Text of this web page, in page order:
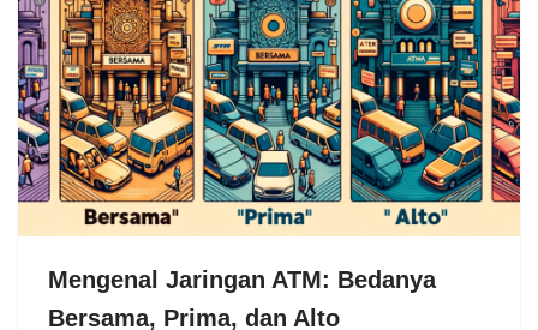
Mengenal Jaringan ATM: Bedanya
Bersama, Prima, dan Alto